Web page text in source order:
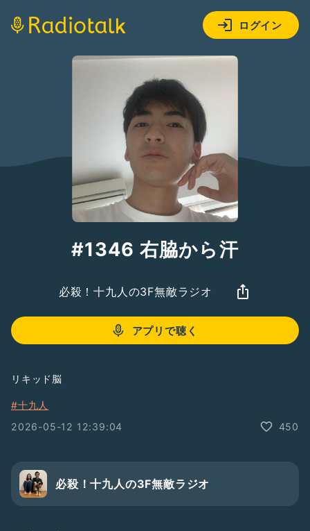
ログイン
#1346 右脇から汗
必殺！十九人の3F無敵ラジオ
アプリで聴く
リキッド脳
#十九人
2026-05-12 12:39:04
450
必殺！十九人の3F無敵ラジオ